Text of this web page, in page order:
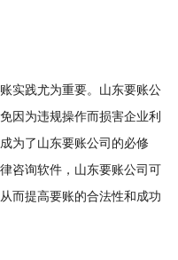
践尤为重要。山东要账公
因为违规操作而损害企业利
为了山东要账公司的必修
咨询软件，山东要账公司可
而提高要账的合法性和成功